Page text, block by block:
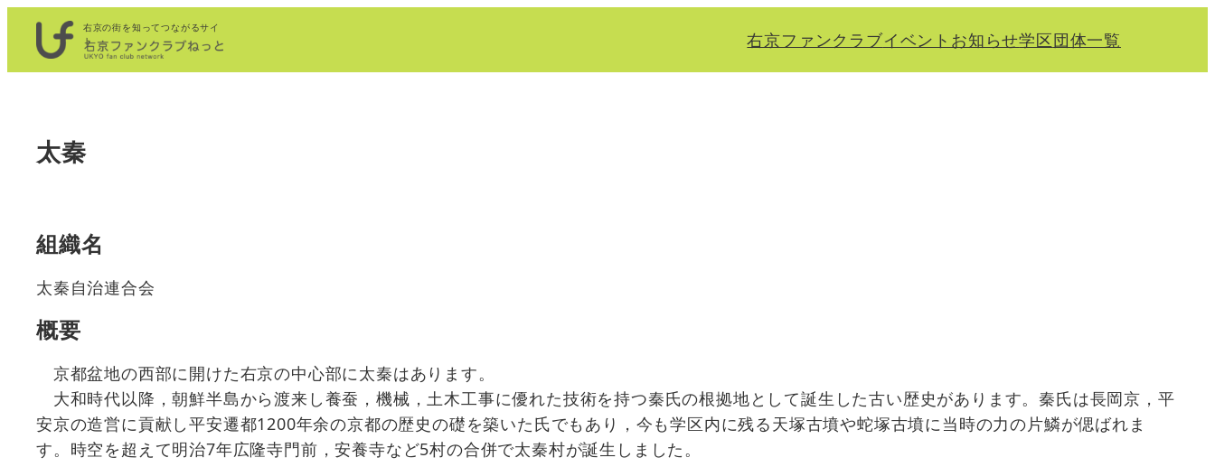
を
右京の街を知ってつながるサイ
ト
右京ファンクラブイベント お知らせ学区団体一覧
太秦
組織名
太秦自治連合会
概要
京都盆地の西部に開けた右京の中心部に太秦はあります。
大和時代以降，朝鮮半島から渡来し養蚕，機械，土木工事に優れた技術を持つ秦氏の根拠地として誕生した古い歴史があります。秦氏は長岡京，平
安京の造営に貢献し平安遷都1200年余の京都の歴史の礎を築いた氏でもあり，今も学区内に残る天塚古墳や蛇塚古墳に当時の力の片鱗が偲ばれま
す。時空を超えて明治7年広隆寺門前，安養寺など5村の合併で太秦村が誕生しました。